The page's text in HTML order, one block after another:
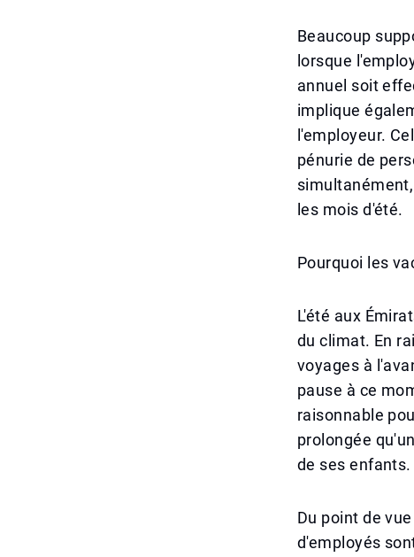
Beaucoup
lorsque
annuel soit
implique
l'employeur.
pénurie de
les mois d'été.
Pourquoi les
L'été aux
du climat. En
voyages à
pause à ce
raisonnable
prolongée
de ses enfants.
Du point de
d'employés